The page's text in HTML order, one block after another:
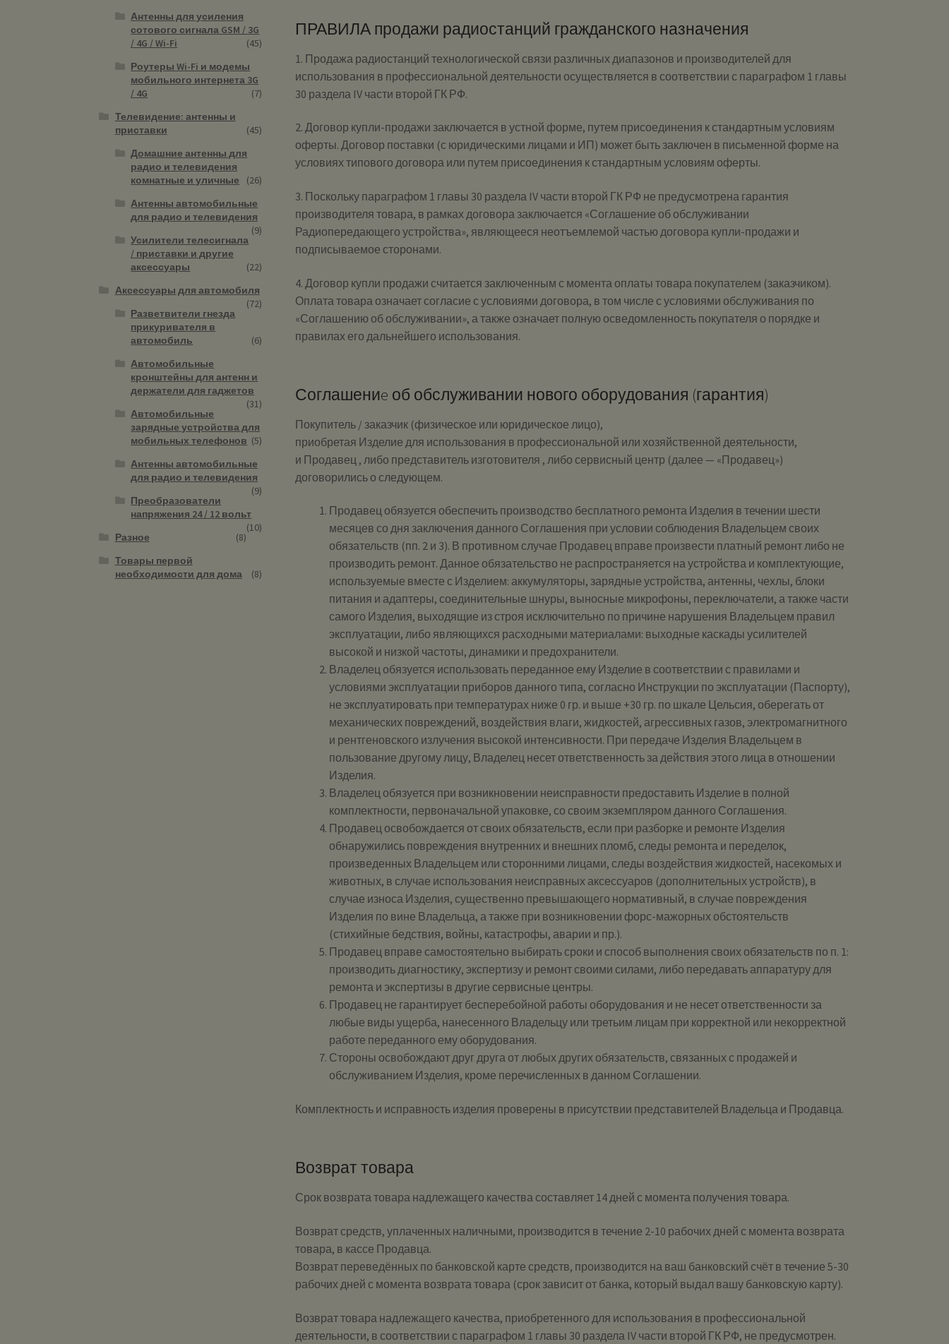
ПРАВИЛА продажи радиостанций гражданского назначения
1. Продажа радиостанций технологической связи различных диапазонов и производителей для
использования в профессиональной деятельности осуществляется в соответствии с параграфом 1 главы
30 раздела IV части второй ГК РФ.
2. Договор купли-продажи заключается в устной форме, путем присоединения к стандартным условиям
оферты. Договор поставки (с юридическими лицами и ИП) может быть заключен в письменной форме на
условиях типового договора или путем присоединения к стандартным условиям оферты.
3. Поскольку параграфом 1 главы 30 раздела IV части второй ГК РФ не предусмотрена гарантия
производителя товара, в рамках договора заключается «Соглашение об обслуживании
Радиопередающего устройства», являющееся неотъемлемой частью договора купли-продажи и
подписываемое сторонами.
4. Договор купли продажи считается заключенным с момента оплаты товара покупателем (заказчиком).
Оплата товара означает согласие с условиями договора, в том числе с условиями обслуживания по
«Соглашению об обслуживании», а также означает полную осведомленность покупателя о порядке и
правилах его дальнейшего использования.
Соглашениe об обслуживании нового оборудования (гарантия)
Покупитель / заказчик (физическое или юридическое лицо),
приобретая Изделие для использования в профессиональной или хозяйственной деятельности,
и Продавец , либо представитель изготовителя , либо сервисный центр (далее — «Продавец»)
договорились о следующем.
Продавец обязуется обеспечить производство бесплатного ремонта Изделия в течении шести
месяцев со дня заключения данного Соглашения при условии соблюдения Владельцем своих
обязательств (пп. 2 и 3). В противном случае Продавец вправе произвести платный ремонт либо не
производить ремонт. Данное обязательство не распространяется на устройства и комплектующие,
используемые вместе с Изделием: аккумуляторы, зарядные устройства, антенны, чехлы, блоки
питания и адаптеры, соединительные шнуры, выносные микрофоны, переключатели, а также части
самого Изделия, выходящие из строя исключительно по причине нарушения Владельцем правил
эксплуатации, либо являющихся расходными материалами: выходные каскады усилителей
высокой и низкой частоты, динамики и предохранители.
Владелец обязуется использовать переданное ему Изделие в соответствии с правилами и
условиями эксплуатации приборов данного типа, согласно Инструкции по эксплуатации (Паспорту),
не эксплуатировать при температурах ниже 0 гр. и выше +30 гр. по шкале Цельсия, оберегать от
механических повреждений, воздействия влаги, жидкостей, агрессивных газов, электромагнитного
и рентгеновского излучения высокой интенсивности. При передаче Изделия Владельцем в
пользование другому лицу, Владелец несет ответственность за действия этого лица в отношении
Изделия.
Владелец обязуется при возникновении неисправности предоставить Изделие в полной
комплектности, первоначальной упаковке, со своим экземпляром данного Соглашения.
Продавец освобождается от своих обязательств, если при разборке и ремонте Изделия
обнаружились повреждения внутренних и внешних пломб, следы ремонта и переделок,
произведенных Владельцем или сторонними лицами, следы воздействия жидкостей, насекомых и
животных, в случае использования неисправных аксессуаров (дополнительных устройств), в
случае износа Изделия, существенно превышающего нормативный, в случае повреждения
Изделия по вине Владельца, а также при возникновении форс-мажорных обстоятельств
(стихийные бедствия, войны, катастрофы, аварии и пр.).
Продавец вправе самостоятельно выбирать сроки и способ выполнения своих обязательств по п. 1:
производить диагностику, экспертизу и ремонт своими силами, либо передавать аппаратуру для
ремонта и экспертизы в другие сервисные центры.
Продавец не гарантирует бесперебойной работы оборудования и не несет ответственности за
любые виды ущерба, нанесенного Владельцу или третьим лицам при корректной или некорректной
работе переданного ему оборудования.
Стороны освобождают друг друга от любых других обязательств, связанных с продажей и
обслуживанием Изделия, кроме перечисленных в данном Соглашении.
Комплектность и исправность изделия проверены в присутствии представителей Владельца и Продавца.
Возврат товара
Срок возврата товара надлежащего качества составляет 14 дней с момента получения товара.
Возврат средств, уплаченных наличными, производится в течение 2-10 рабочих дней с момента возврата
товара, в кассе Продавца.
Возврат переведённых по банковской карте средств, производится на ваш банковский счёт в течение 5-30
рабочих дней с момента возврата товара (срок зависит от банка, который выдал вашу банковскую карту).
Возврат товара надлежащего качества, приобретенного для использования в профессиональной
деятельности, в соответствии с параграфом 1 главы 30 раздела IV части второй ГК РФ, не предусмотрен.
Антенны для усиления
сотового сигнала GSM / 3G
/ 4G / Wi-Fi
(45)
Роутеры Wi-Fi и модемы
мобильного интернета 3G
/ 4G
(7)
Телевидение: антенны и
приставки
(45)
Домашние антенны для
радио и телевидения
комнатные и уличные
(26)
Антенны автомобильные
для радио и телевидения
(9)
Усилители телесигнала
/ приставки и другие
аксессуары
(22)
Аксессуары для автомобиля
(72)
Разветвители гнезда
прикуривателя в
автомобиль
(6)
Автомобильные
кронштейны для антенн и
держатели для гаджетов
(31)
Автомобильные
зарядные устройства для
мобильных телефонов (5)
Антенны автомобильные
для радио и телевидения
(9)
Преобразователи
напряжения 24 / 12 вольт
(10)
Разное
(8)
Товары первой
необходимости для дома
(8)